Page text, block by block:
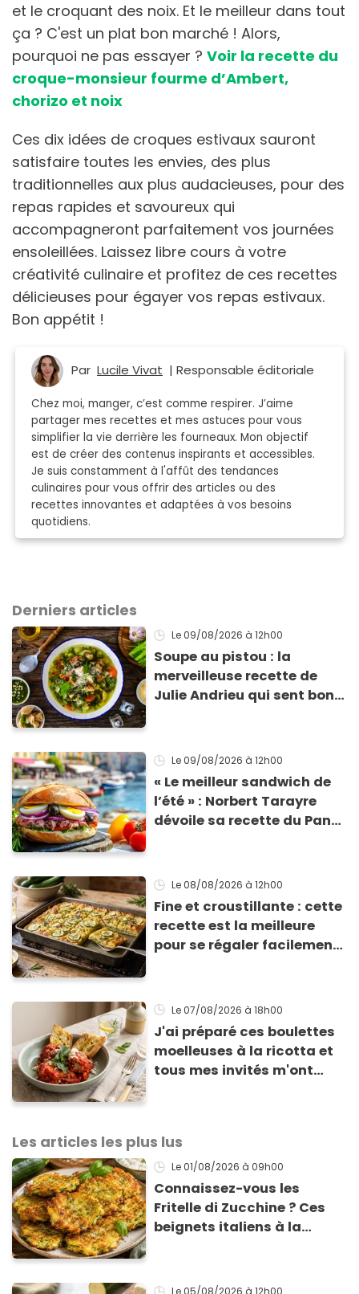
et le croquant des noix. Et le meilleur dans tout
ça ? C'est un plat bon marché ! Alors,
pourquoi ne pas essayer ? Voir la recette du
croque-monsieur fourme d’Ambert,
chorizo et noix
Ces dix idées de croques estivaux sauront
satisfaire toutes les envies, des plus
traditionnelles aux plus audacieuses, pour des
repas rapides et savoureux qui
accompagneront parfaitement vos journées
ensoleillées. Laissez libre cours à votre
créativité culinaire et profitez de ces recettes
délicieuses pour égayer vos repas estivaux.
Bon appétit !
Par Lucile Vivat | Responsable éditoriale
Chez moi, manger, c’est comme respirer. J’aime
partager mes recettes et mes astuces pour vous
simplifier la vie derrière les fourneaux. Mon objectif
est de créer des contenus inspirants et accessibles.
Je suis constamment à l'affût des tendances
culinaires pour vous offrir des articles ou des
recettes innovantes et adaptées à vos besoins
quotidiens.
Derniers articles
Le 09/08/2026 à 12h00
Soupe au pistou : la
merveilleuse recette de
Julie Andrieu qui sent bon
Le 09/08/2026 à 12h00
« Le meilleur sandwich de
l’été » : Norbert Tarayre
dévoile sa recette du Pan
Le 08/08/2026 à 12h00
Fine et croustillante : cette
recette est la meilleure
pour se régaler facilement
Le 07/08/2026 à 18h00
J'ai préparé ces boulettes
moelleuses à la ricotta et
tous mes invités m'ont
Les articles les plus lus
Le 01/08/2026 à 09h00
Connaissez-vous les
Fritelle di Zucchine ? Ces
beignets italiens à la